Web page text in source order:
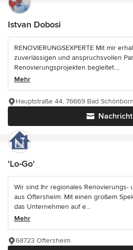
Istvan Dobosi
RENOVIERUNGSEXPERTE Mit mir
zuverlässigen und anspruchsvollen
Renovierungsprojekten begleitet....
Mehr
Nachricht
Hauptstraße 44, 76669 Bad Schönborn
'Lo-Go'
Wir sind Ihr regionales Renovierungs-
aus Oftersheim. Mit einen großem
das Unternehmen auf e...
Mehr
68723 Oftersheim